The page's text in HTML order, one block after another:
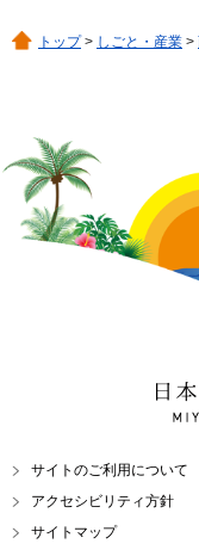
トップ> しごと・産業 >
日本
サイトのご利用について
アクセシビリティ方針
サイトマップ